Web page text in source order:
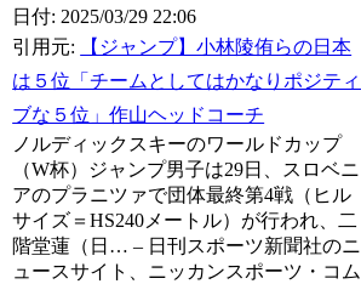
日付: 2025/03/29 22:06
引用元:
【ジャンプ】小林陵侑らの日本
は５位「チームとしてはかなりポジティ
ブな５位」作山ヘッドコーチ
ノルディックスキーのワールドカップ
（W杯）ジャンプ男子は29日、スロベニ
アのプラニツァで団体最終第4戦（ヒル
サイズ＝HS240メートル）が行われ、二
階堂蓮（日… – 日刊スポーツ新聞社のニ
ュースサイト、ニッカンスポーツ・コム